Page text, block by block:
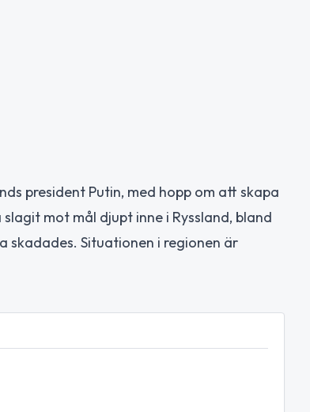
president Putin, med hopp om att skapa
mot mål djupt inne i Ryssland, bland
skadades. Situationen i regionen är